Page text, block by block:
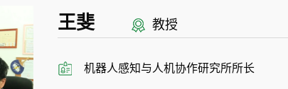
王斐 教授
机器人感知与人机协作研究所所长